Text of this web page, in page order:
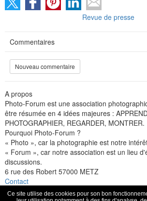
Revue de presse
Commentaires
Nouveau commentaire
A propos
Photo-Forum est une association
être résumée en 4 idées majeures :
PHOTOGRAPHIER, REGARDER, MONTRER.
Pourquoi Photo-Forum ?
« Photo », car la photographie est notre
« Forum », car notre association est un lieu
discussions.
6 rue des Robert 57000 METZ
Contact
FacebookFlickrInstagram
Ce site utilise des cookies pour son bon